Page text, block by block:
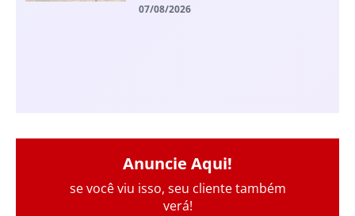
07/08/2026
Anuncie Aqui!
se você viu isso, seu cliente também
verá!